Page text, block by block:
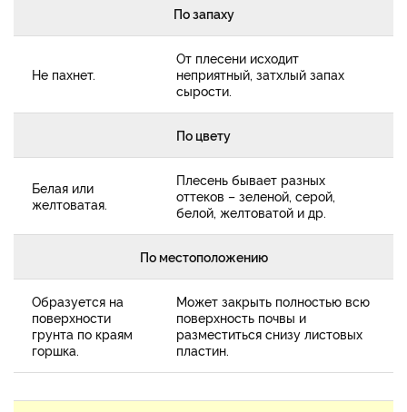
По запаху
Не пахнет.
От плесени исходит
неприятный, затхлый запах
сырости.
По цвету
Белая или
желтоватая.
Плесень бывает разных
оттеков – зеленой, серой,
белой, желтоватой и др.
По местоположению
Образуется на
поверхности
грунта по краям
горшка.
Может закрыть полностью всю
поверхность почвы и
разместиться снизу листовых
пластин.